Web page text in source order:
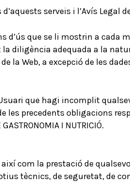
serveis i l’Avís Legal
d’ús que se li mostrin a cada
diligència adequada a la
la Web, a excepció de les
l’Usuari que hagi incomplit
les precedents obligacions
I NUTRICIÓ.
així com la prestació de
tècnics, de seguretat, de